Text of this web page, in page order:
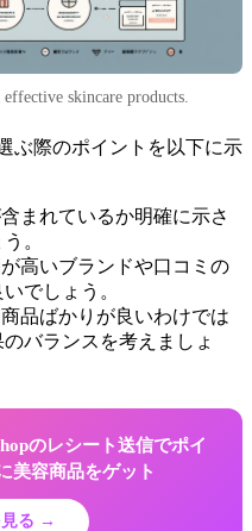
skincare products.
ぶ際のポイントを以下に示
まれているか明確に示さ
。
高いブランドや口コミの
でしょう。
品ばかりが良いわけでは
バランスを考えましょ
のレシート送信でポイ
美容商品をゲット
る →